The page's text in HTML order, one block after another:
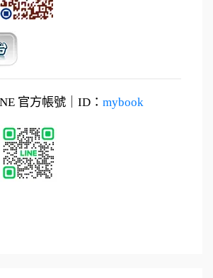
官方帳號｜ID： mybook